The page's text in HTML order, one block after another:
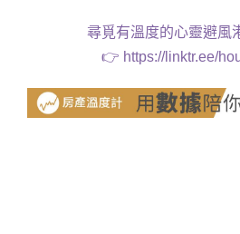
尋覓有溫度的心靈避風
👉 https://linktr.ee/